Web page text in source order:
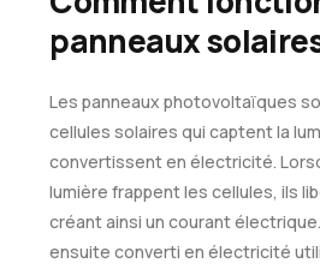
panneaux
Les panneaux photovoltaïques
cellules solaires qui captent la
convertissent en électricité.
lumière frappent les cellules, ils
créant ainsi un courant
ensuite converti en électricité